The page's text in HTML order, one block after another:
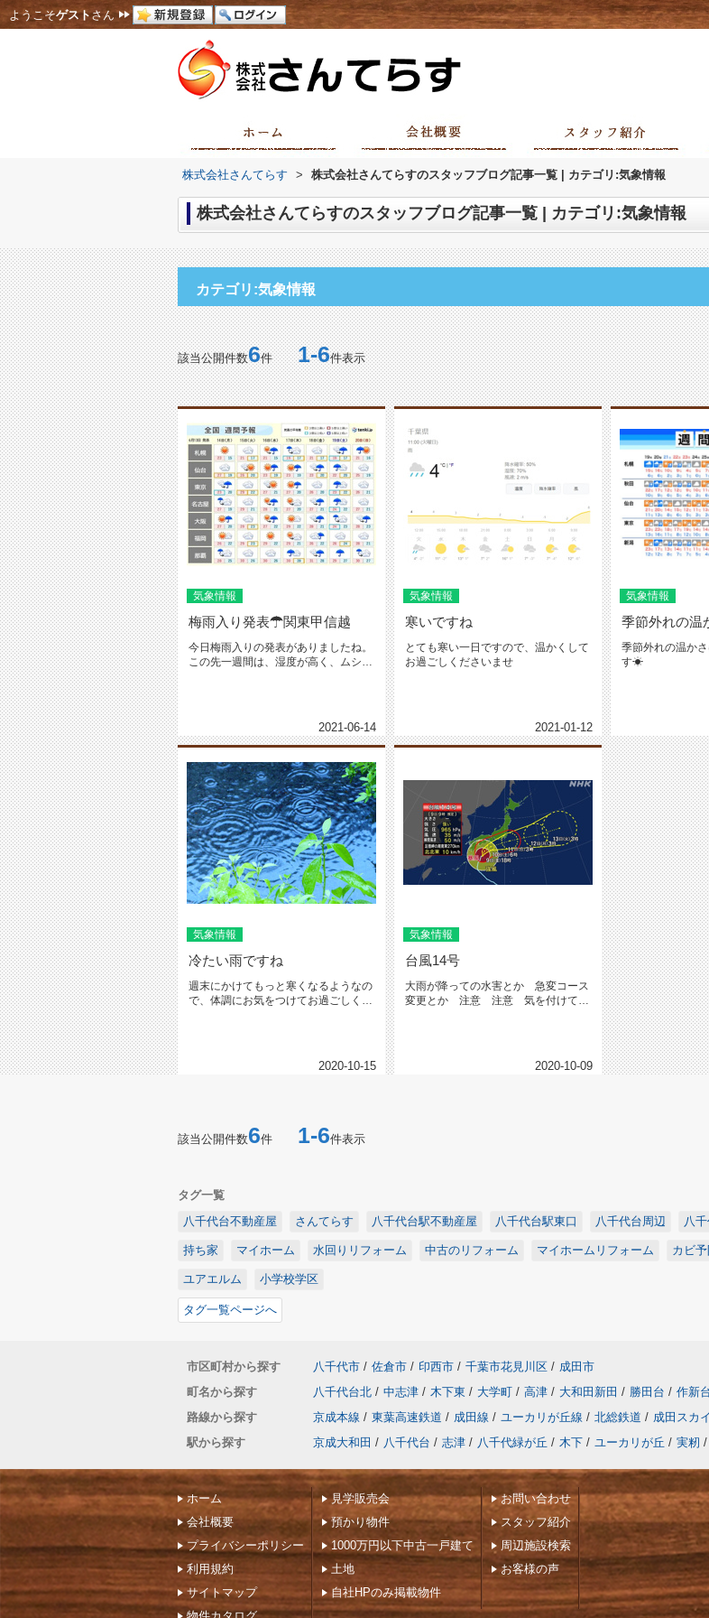
ようこそゲストさん
株式会社さんてらす > 株式会社さんてらすのスタッフブログ記事一覧 | カテゴリ:気象情報
株式会社さんてらすのスタッフブログ記事一覧 | カテゴリ:気象情報
カテゴリ:気象情報
該当公開件数6件1-6件表示
気象情報
梅雨入り発表☂関東甲信越
今日梅雨入りの発表がありましたね。
この先一週間は、湿度が高く、ムシム
2021-06-14
気象情報
寒いですね
とても寒い一日ですので、温かくして
お過ごしくださいませ
2021-01-12
気象情報
季節外れの温
季節外れの温か
す☀
気象情報
冷たい雨ですね
週末にかけてもっと寒くなるようなの
で、体調にお気をつけてお過ごしくだ
2020-10-15
気象情報
台風14号
大雨が降っての水害とか 急変コース
変更とか 注意 注意 気を付けて備
2020-10-09
該当公開件数6件 1-6件表示
タグ一覧
八千代台不動産屋
さんてらす 八千代台駅不動産屋 八千代台駅東口 八千代台周辺 八
持ち家 マイホーム 水回りリフォーム 中古のリフォーム マイホームリフォーム カビ
ユアエルム 小学校学区
タグ一覧ページへ
市区町村から探す 八千代市 / 佐倉市 / 印西市 / 千葉市花見川区 / 成田市
町名から探す
八千代台北 / 中志津 / 木下東 / 大学町 / 高津 / 大和田新田 / 勝田台 / 作新
路線から探す
京成本線 / 東葉高速鉄道 / 成田線 / ユーカリが丘線 / 北総鉄道 / 成田スカ
駅から探す
京成大和田 / 八千代台 / 志津 / 八千代緑が丘 / 木下 / ユーカリが丘 / 実籾 /
ホーム
会社概要
プライバシーポリシー
利用規約
サイトマップ
見学販売会
預かり物件
1000万円以下中古一戸建て
土地
自社HPのみ掲載物件
お問い合わせ
スタッフ紹介
周辺施設検索
お客様の声